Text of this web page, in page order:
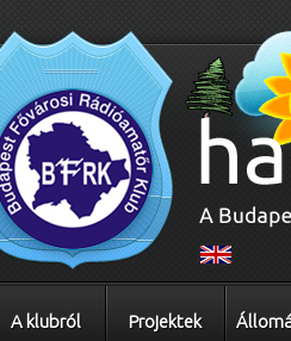
A klubról Projektek